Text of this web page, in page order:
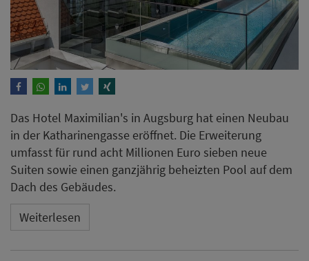
Das Hotel Maximilian's in Augsburg hat einen Neubau
in der Katharinengasse eröffnet. Die Erweiterung
umfasst für rund acht Millionen Euro sieben neue
Suiten sowie einen ganzjährig beheizten Pool auf dem
Dach des Gebäudes.
Weiterlesen